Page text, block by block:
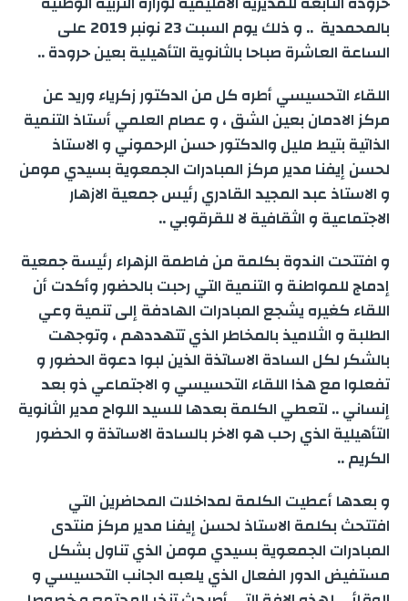
o
r
p
I
a
r
e
بالمحمدية .. و ذلك يوم السبت 23 نونبر 2019 على
الساعة العاشرة صباحا بالثانوية التأهيلية بعين حرودة ..
اللقاء التحسيسي أطره كل من الدكتور زكرياء وريد عن
مركز الادمان بعين الشق ، و عصام العلمي أستاذ التنمية
الذاتية بتيط مليل والدكتور حسن الرحموني و الاستاذ
لحسن إيفنا مدير مركز المبادرات الجمعوية بسيدي مومن
و الاستاذ عبد المجيد القادري رئيس جمعية الازهار
الاجتماعية و الثقافية لا للقرقوبي ..
و افتتحت الندوة بكلمة من فاطمة الزهراء رئيسة جمعية
إدماج للمواطنة و التنمية التي رحبت بالحضور وأكدت أن
اللقاء كغيره يشجع المبادرات الهادفة إلى تنمية وعي
الطلبة و الثلاميذ بالمخاطر الذي تتهددهم ، وتوجهت
بالشكر لكل السادة الاساتذة الذين لبوا دعوة الحضور و
تفعلوا مع هذا اللقاء التحسيسي و الاجتماعي ذو بعد
إنساني .. لتعطي الكلمة بعدها للسيد اللواح مدير الثانوية
التأهيلية الذي رحب هو الاخر بالسادة الاساتذة و الحضور
الكريم ..
و بعدها أعطيت الكلمة لمداخلات المحاضرين التي
افتتحث بكلمة الاستاذ لحسن إيفنا مدير مركز منتدى
المبادرات الجمعوية بسيدي مومن الذي تناول بشكل
مستفيض الدور الفعال الذي يلعبه الجانب التحسيسي و